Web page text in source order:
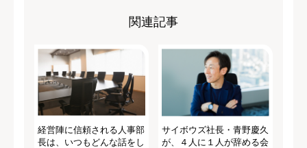
関連記事
経営陣に信頼される人事部
長は、いつもどんな話をし
サイボウズ社長・青野慶久
が、４人に１人が辞める会